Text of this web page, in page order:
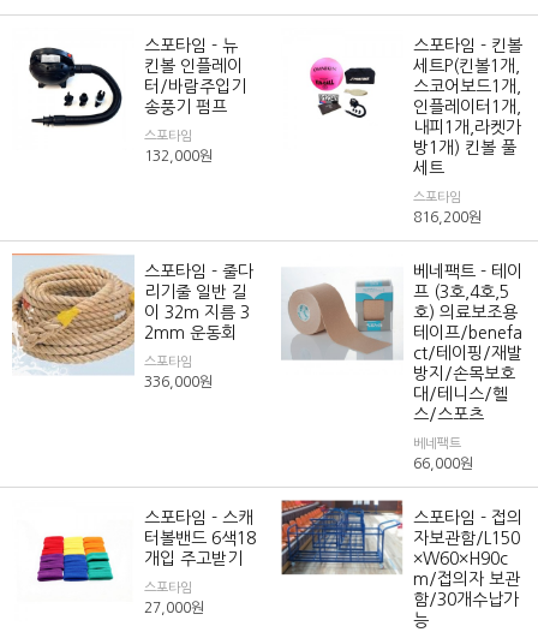
스포타임 - 뉴
킨볼 인플레이
터/바람주입기
송풍기 펌프
스포타임
132,000원
스포타임 - 킨볼
세트P(킨볼1개,
스코어보드1개,
인플레이터1개,
내피1개,라켓가
방1개) 킨볼 풀
세트
스포타임
816,200원
스포타임 - 줄다
리기줄 일반 길
이 32m 지름 3
2mm 운동회
스포타임
336,000원
베네팩트 - 테이
프 (3호,4호,5
호) 의료보조용
테이프/benefa
ct/테이핑/재발
방지/손목보호
대/테니스/헬
스/스포츠
베네팩트
66,000원
스포타임 - 스캐
터볼밴드 6색18
개입 주고받기
스포타임
27,000원
스포타임 - 접의
자보관함/L150
×W60×H90c
m/접의자 보관
함/30개수납가
능